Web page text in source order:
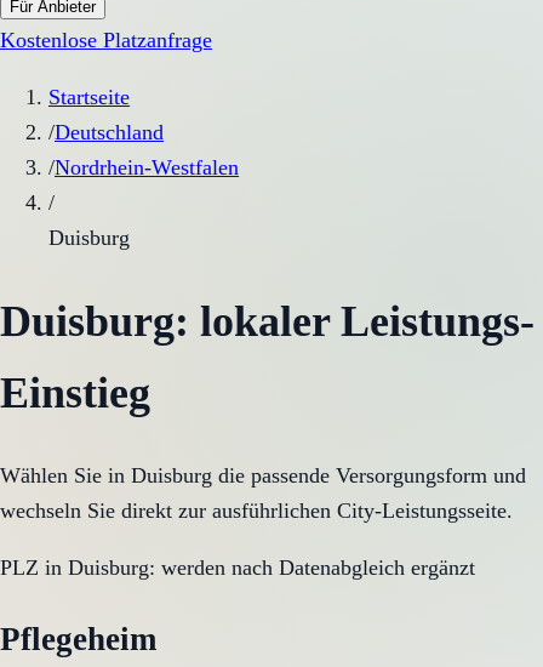
Für Anbieter
Kostenlose Platzanfrage
Startseite
/Deutschland
/Nordrhein-Westfalen
/
Duisburg
Duisburg: lokaler Leistungs-
Einstieg
Wählen Sie in Duisburg die passende Versorgungsform und
wechseln Sie direkt zur ausführlichen City-Leistungsseite.
PLZ in Duisburg: werden nach Datenabgleich ergänzt
Pflegeheim